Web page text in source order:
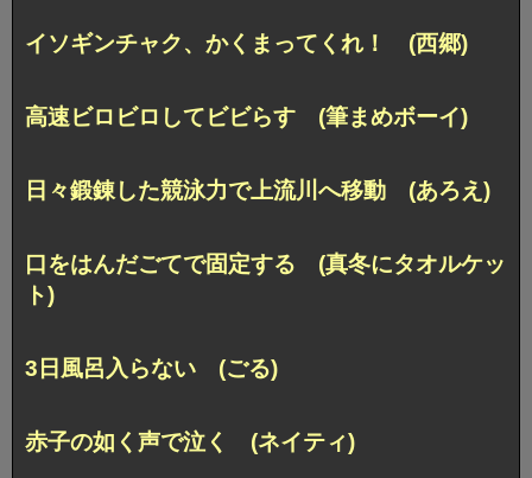
イソギンチャク、かくまってくれ！ (西郷)
高速ビロビロしてビビらす (筆まめボーイ)
日々鍛錬した競泳力で上流川へ移動 (あろえ)
口をはんだごてで固定する (真冬にタオルケッ
ト)
3日風呂入らない (ごる)
赤子の如く声で泣く (ネイティ)